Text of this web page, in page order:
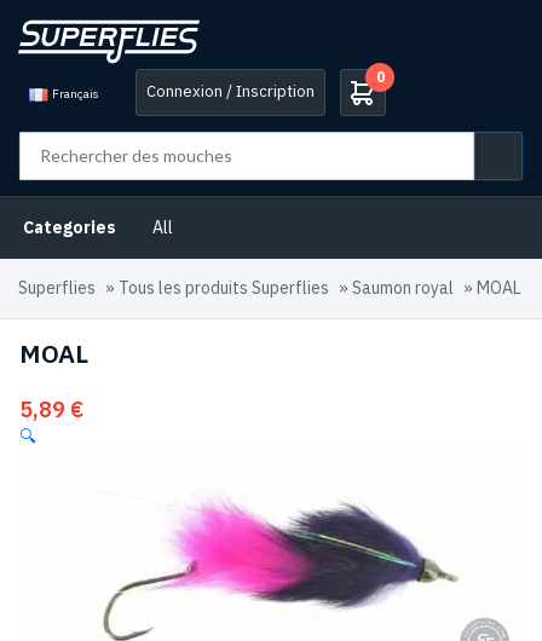
Français Connexion / Inscription
0
Categories All
Superflies » Tous les produits Superflies » Saumon royal » MOAL
MOAL
5,89 €
🔍